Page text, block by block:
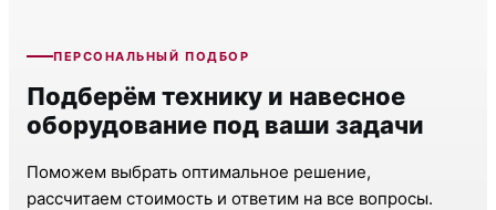
ПЕРСОНАЛЬНЫЙ ПОДБОР
Подберём технику и навесное
оборудование под ваши задачи
Поможем выбрать оптимальное решение,
рассчитаем стоимость и ответим на все вопросы.